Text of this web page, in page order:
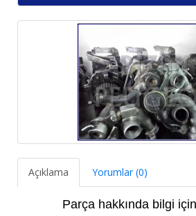
Açıklama Yorumlar (0)
Parça hakkında bilgi